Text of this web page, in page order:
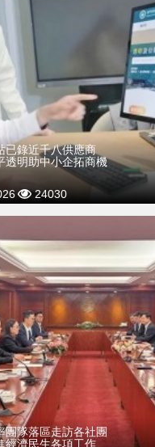
已錄近千八供應商
透明助中小企拓商機
24030
團隊落區走訪各社團
經濟民生各項工作